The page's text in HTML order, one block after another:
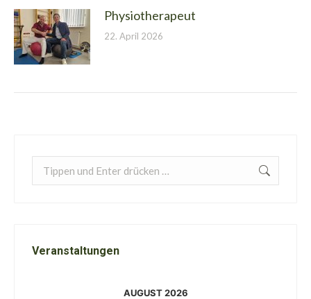
Physiotherapeut
22. April 2026
Search:
Veranstaltungen
AUGUST 2026